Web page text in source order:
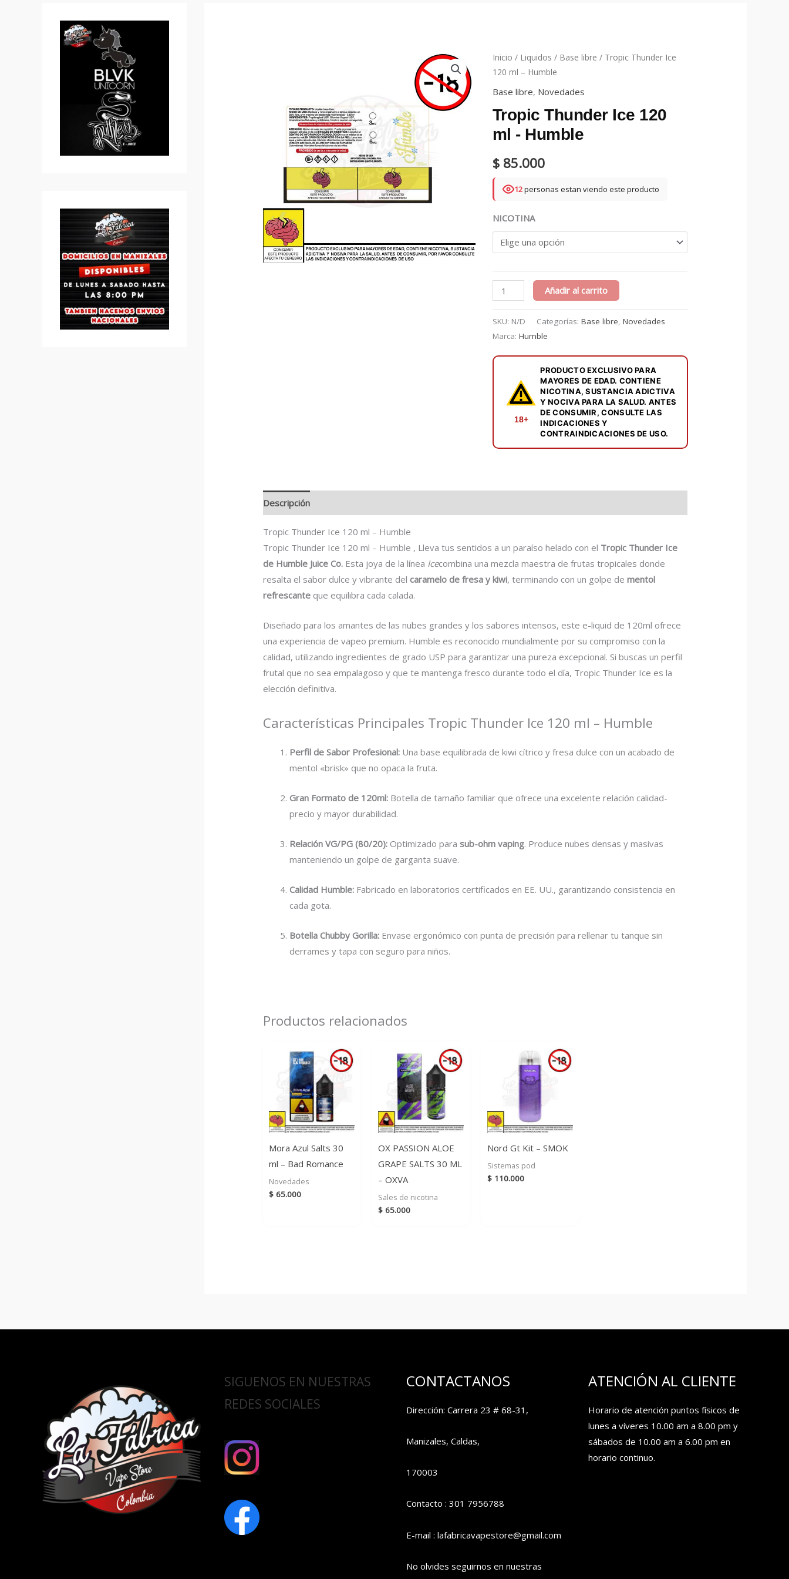
Inicio / Liquidos / Base libre / Tropic Thunder Ice
120 ml – Humble
Base libre, Novedades
Tropic Thunder Ice 120
ml - Humble
$85.000
12personas estan viendo este producto
NICOTINA
Tropic
Thunder
Ice
120
Humble
cantidad
Añadir al carrito
SKU: N/D Categorías: Base libre, Novedades
Marca: Humble
18+
PRODUCTO EXCLUSIVO PARA
MAYORES DE EDAD. CONTIENE
NICOTINA, SUSTANCIA ADICTIVA
Y NOCIVA PARA LA SALUD. ANTES
DE CONSUMIR, CONSULTE LAS
INDICACIONES Y
CONTRAINDICACIONES DE USO.
Descripción
Tropic Thunder Ice 120 ml – Humble
Tropic Thunder Ice 120 ml – Humble , Lleva tus sentidos a un paraíso helado con el Tropic Thunder Ice
de Humble Juice Co. Esta joya de la línea Icecombina una mezcla maestra de frutas tropicales donde
resalta el sabor dulce y vibrante delcaramelo de fresa y kiwi, terminando con un golpe dementol
refrescante que equilibra cada calada.
Diseñado para los amantes de las nubes grandes y los sabores intensos, este e-liquid de 120ml ofrece
una experiencia de vapeo premium. Humble es reconocido mundialmente por su compromiso con la
calidad, utilizando ingredientes de grado USP para garantizar una pureza excepcional. Si buscas un perfil
frutal que no sea empalagoso y que te mantenga fresco durante todo el día, Tropic Thunder Ice es la
elección definitiva.
Características Principales Tropic Thunder Ice 120 ml – Humble
Perfil de Sabor Profesional: Una base equilibrada de kiwi cítrico y fresa dulce con un acabado de
mentol «brisk» que no opaca la fruta.
Gran Formato de 120ml: Botella de tamaño familiar que ofrece una excelente relación calidad-
precio y mayor durabilidad.
Relación VG/PG (80/20): Optimizado parasub-ohm vaping. Produce nubes densas y masivas
manteniendo un golpe de garganta suave.
Calidad Humble: Fabricado en laboratorios certificados en EE. UU., garantizando consistencia en
cada gota.
Botella Chubby Gorilla: Envase ergonómico con punta de precisión para rellenar tu tanque sin
derrames y tapa con seguro para niños.
Productos relacionados
Mora Azul Salts 30
ml – Bad Romance
Novedades
$ 65.000
OX PASSION ALOE
GRAPE SALTS 30 ML
– OXVA
Sales de nicotina
$ 65.000
Nord Gt Kit – SMOK
Sistemas pod
$110.000
SIGUENOS EN NUESTRAS
REDES SOCIALES
CONTACTANOS
Dirección: Carrera 23 # 68-31,
Manizales, Caldas,
170003
Contacto : 301 7956788
E-mail : lafabricavapestore@gmail.com
No olvides seguirnos en nuestras
ATENCIÓN AL CLIENTE
Horario de atención puntos físicos de
lunes a víveres 10.00 am a 8.00 pm y
sábados de 10.00 am a 6.00 pm en
horario continuo.